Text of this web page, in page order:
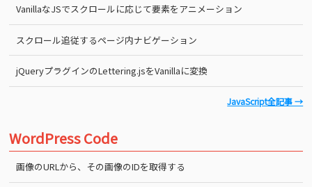
VanillaなJSでスクロールに応じて要素をアニメーション
スクロール追従するページ内ナビゲーション
jQueryプラグインのLettering.jsをVanillaに変換
JavaScript全記事 →
WordPress Code
画像のURLから、その画像のIDを取得する